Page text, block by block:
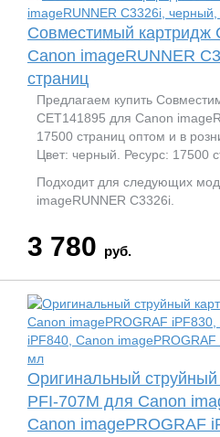
Совместимый картридж
Canon imageRUNNER
страниц
Предлагаем купить
CET141895 для Canon
17500 страниц оптом и в
Цвет: черный. Ресурс: 17500
Подходит для следующих
imageRUNNER C3326i.
3 780 руб.
Оригинальный
PFI-707M для Canon
Canon imagePROGRAF